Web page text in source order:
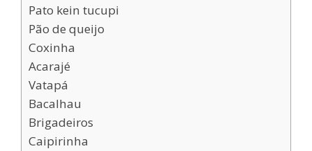
Pato kein tucupi
Pão de queijo
Coxinha
Acarajé
Vatapá
Bacalhau
Brigadeiros
Caipirinha